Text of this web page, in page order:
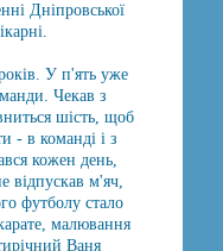
Дніпровської
У п'ять уже
Чекав з
шість, щоб
- в команді і з
кожен день,
відпускав м'яч,
футболу стало
малювання
Ваня